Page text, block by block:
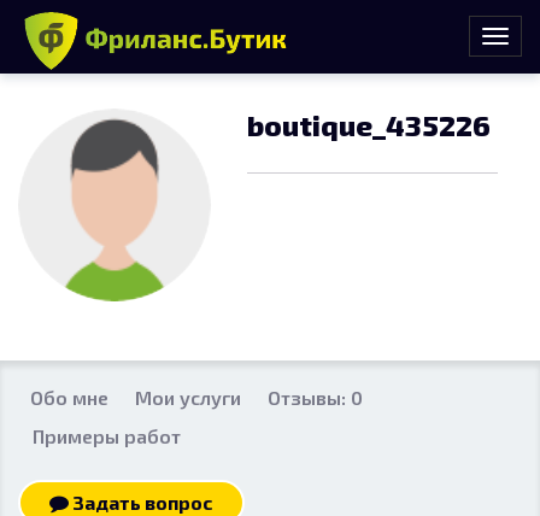
boutique_435226
Обо мне Мои услуги
Отзывы: 0
Примеры работ
Задать вопрос